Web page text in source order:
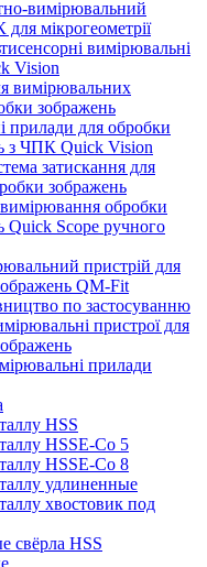
вимірювальний
мікрогеометрії
вимірювальні
Vision
вимірювальних
зображень
прилади для обробки
з ЧПК Quick Vision
затискання для
зображень
обробки
Quick Scope ручного
пристрій для
QM-Fit
по застосуванню
пристрої для
прилади
HSS
HSSE-Co 5
HSSE-Co 8
удлиненные
хвостовик под
свёрла HSS